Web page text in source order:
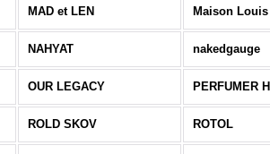
MAD et LEN Maison
NAHYAT nakedgauge
OUR LEGACY PERFUMER H
ROLD SKOV ROTOL